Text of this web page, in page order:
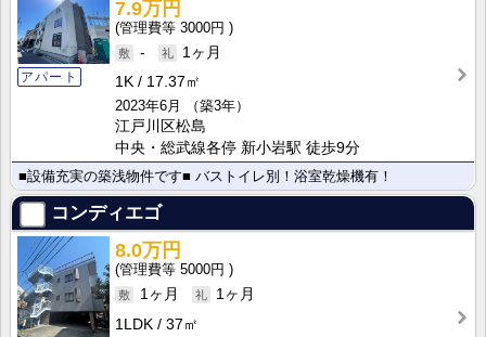
アパート
7.9万円
3000円
-
1ヶ月
1K
17.37㎡
2023年6月
（築3年）
江戸川区松島
中央・総武線各停 新小岩駅 徒歩9分
■設備充実の築浅物件です■ バストイレ別！浴室乾燥機有！
コンディエゴ
8.0万円
5000円
1ヶ月
1ヶ月
1LDK
37㎡